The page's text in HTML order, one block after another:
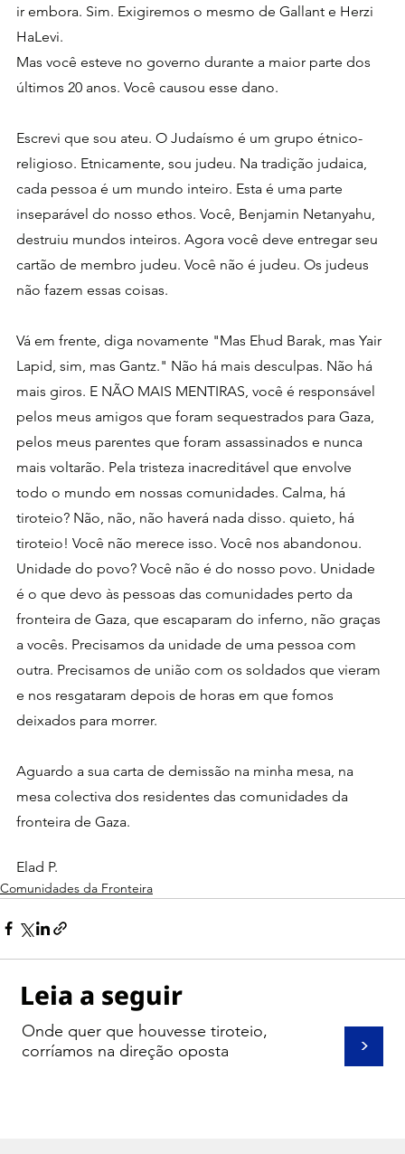
Leia a seguir
>
Onde quer que houvesse tiroteio,
corríamos na direção oposta
ir embora. Sim. Exigiremos o mesmo de Gallant e Herzi
HaLevi.
Mas você esteve no governo durante a maior parte dos
últimos 20 anos. Você causou esse dano.
Escrevi que sou ateu. O Judaísmo é um grupo étnico-
religioso. Etnicamente, sou judeu. Na tradição judaica,
cada pessoa é um mundo inteiro. Esta é uma parte
inseparável do nosso ethos. Você, Benjamin Netanyahu,
destruiu mundos inteiros. Agora você deve entregar seu
cartão de membro judeu. Você não é judeu. Os judeus
não fazem essas coisas.
Vá em frente, diga novamente "Mas Ehud Barak, mas Yair
Lapid, sim, mas Gantz." Não há mais desculpas. Não há
mais giros. E NÃO MAIS MENTIRAS, você é responsável
pelos meus amigos que foram sequestrados para Gaza,
pelos meus parentes que foram assassinados e nunca
mais voltarão. Pela tristeza inacreditável que envolve
todo o mundo em nossas comunidades. Calma, há
tiroteio? Não, não, não haverá nada disso. quieto, há
tiroteio! Você não merece isso. Você nos abandonou.
Unidade do povo? Você não é do nosso povo. Unidade
é o que devo às pessoas das comunidades perto da
fronteira de Gaza, que escaparam do inferno, não graças
a vocês. Precisamos da unidade de uma pessoa com
outra. Precisamos de união com os soldados que vieram
e nos resgataram depois de horas em que fomos
deixados para morrer.
Aguardo a sua carta de demissão na minha mesa, na
mesa colectiva dos residentes das comunidades da
fronteira de Gaza.
Elad P.
Comunidades da Fronteira